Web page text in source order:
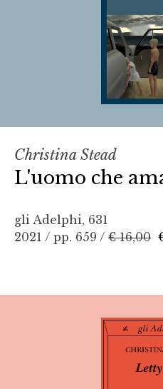
Christina Stead
L'uomo che
gli Adelphi, 631
2021 / pp. 659 / € 16,00